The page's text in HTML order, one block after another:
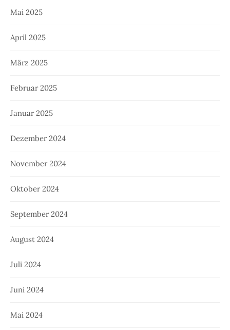
Mai 2025
April 2025
März 2025
Februar 2025
Januar 2025
Dezember 2024
November 2024
Oktober 2024
September 2024
August 2024
Juli 2024
Juni 2024
Mai 2024